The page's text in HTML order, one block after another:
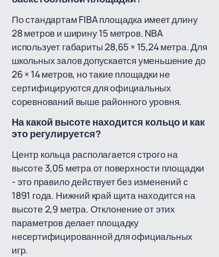
По стандартам FIBA площадка имеет длину
28 метров и ширину 15 метров. NBA
использует габариты 28,65 × 15,24 метра. Для
школьных залов допускается уменьшение до
26 × 14 метров, но такие площадки не
сертифицируются для официальных
соревнований выше районного уровня.
На какой высоте находится кольцо и как
это регулируется?
Центр кольца располагается строго на
высоте 3,05 метра от поверхности площадки
- это правило действует без изменений с
1891 года. Нижний край щита находится на
высоте 2,9 метра. Отклонение от этих
параметров делает площадку
несертифицированной для официальных
игр.